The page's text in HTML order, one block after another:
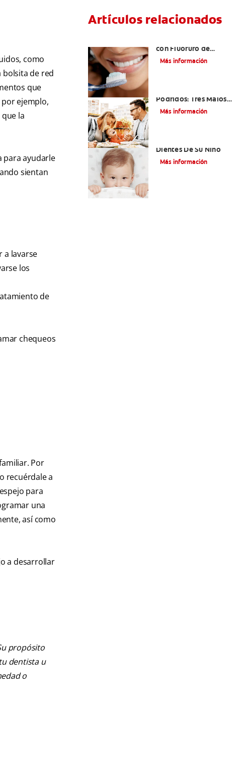
como
bolsita de red
que
ejemplo,
la
para ayudarle
sientan
a lavarse
los
de
chequeos
Por
recuérdale a
para
una
así como
a desarrollar
propósito
dentista u
o
Artículos relacionados
con Fluoruro de
Estaño?
Más información
Podridos: Tres Malos
Hábitos Que Podrían
Más información
Dientes De Su Niño
Más información